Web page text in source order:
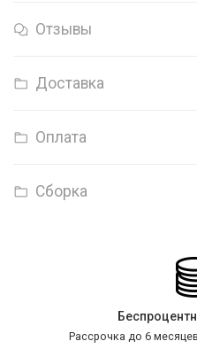
Отзывы
Доставка
Оплата
Сборка
Рассрочка до 6